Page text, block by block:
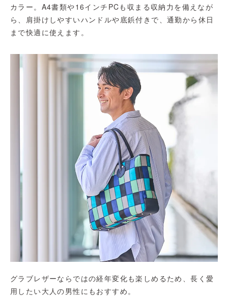
カラー。A4書類や16インチPCも収まる収納力を備えなが
ら、肩掛けしやすいハンドルや底鋲付きで、通勤から休日
まで快適に使えます。
グラブレザーならではの経年変化も楽しめるため、長く愛
用したい大人の男性にもおすすめ。